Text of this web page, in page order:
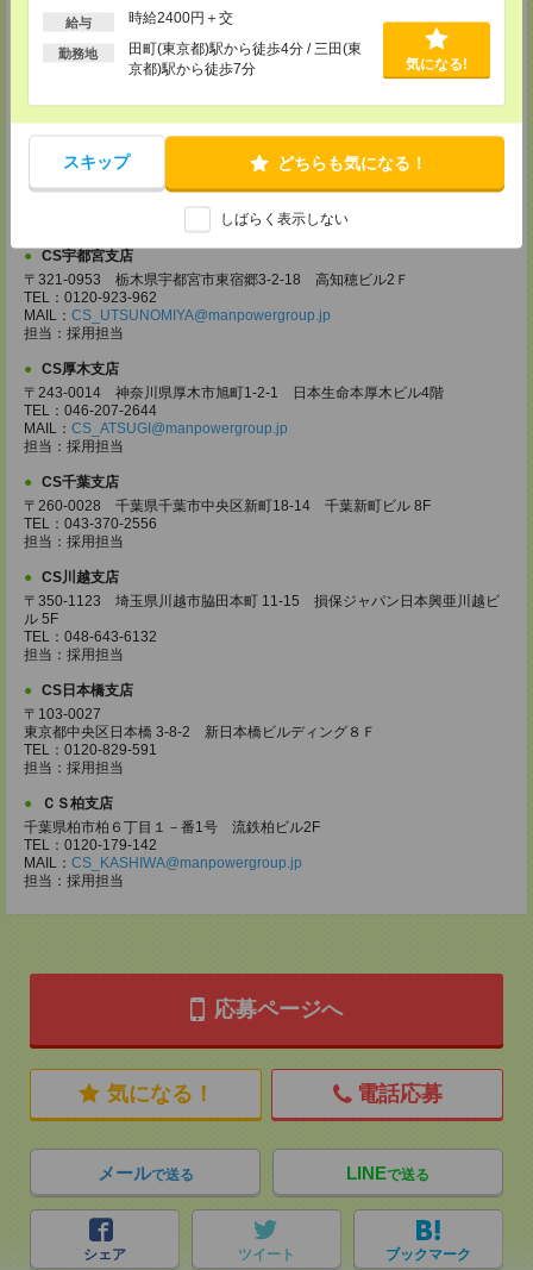
給与 時給2400円＋交
勤務地
田町(東京都)駅から徒歩4分 / 三田(東
京都)駅から徒歩7分
気になる!
スキップ どちらも気になる！
しばらく表示しない
CS大宮支店
〒330-0854 埼玉県さいたま市大宮区桜木町 1-10-16 シーノ大宮ノース
ウイング 9階
TEL：0120-769-355
担当：採用担当
〒370-0831 群馬県高崎市あら町167 高崎第一生命ビルディング11Ｆ
TEL：027-320-6558
CS宇都宮支店
〒321-0953 栃木県宇都宮市東宿郷3-2-18 高知穂ビル2Ｆ
TEL：0120-923-962
MAIL： CS_UTSUNOMIYA@manpowergroup.jp
担当：採用担当
CS厚木支店
〒243-0014 神奈川県厚木市旭町1-2-1 日本生命本厚木ビル4階
TEL：046-207-2644
MAIL： CS_ATSUGI@manpowergroup.jp
担当：採用担当
CS千葉支店
〒260-0028 千葉県千葉市中央区新町18-14 千葉新町ビル 8F
TEL：043-370-2556
担当：採用担当
CS川越支店
〒350-1123 埼玉県川越市脇田本町 11-15 損保ジャパン日本興亜川越ビ
ル 5F
TEL：048-643-6132
担当：採用担当
CS日本橋支店
〒103-0027
東京都中央区日本橋 3-8-2 新日本橋ビルディング８Ｆ
TEL：0120-829-591
担当：採用担当
ＣＳ柏支店
千葉県柏市柏６丁目１－番1号 流鉄柏ビル2F
TEL：0120-179-142
MAIL： CS_KASHIWA@manpowergroup.jp
担当：採用担当
応募ページへ
気になる！ 電話応募
メールで送る LINEで送る
シェア ツイート ブックマーク